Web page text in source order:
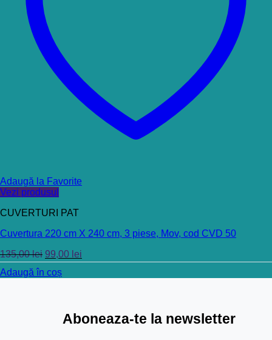
Adaugă la Favorite
Vezi produsul
CUVERTURI PAT
Cuvertura 220 cm X 240 cm, 3 piese, Mov, cod CVD 50
135,00lei 99,00 lei
Adaugă în coș
Aboneaza-te la newsletter